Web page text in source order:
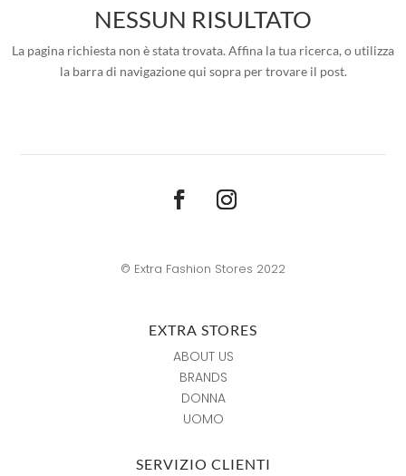
NESSUN RISULTATO
La pagina richiesta non è stata trovata. Affina la tua ricerca, o utilizza
la barra di navigazione qui sopra per trovare il post.
© Extra Fashion Stores 2022
EXTRA STORES
ABOUT US
BRANDS
DONNA
UOMO
SERVIZIO CLIENTI